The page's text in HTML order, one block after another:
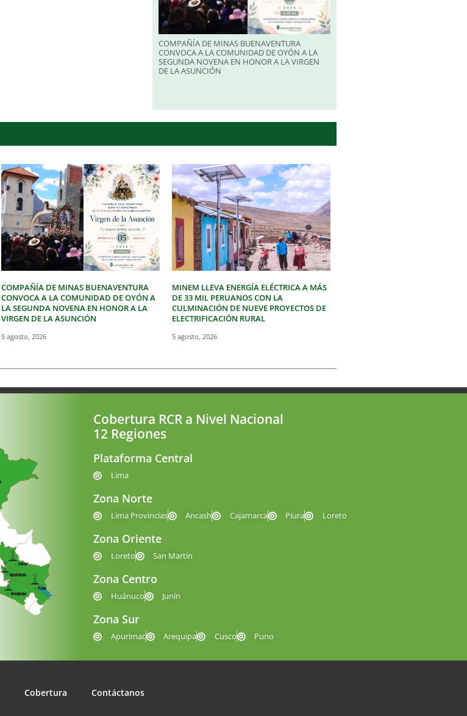
COMPAÑÍA DE MINAS BUENAVENTURA
CONVOCA A LA COMUNIDAD DE OYÓN A LA
SEGUNDA NOVENA EN HONOR A LA VIRGEN
DE LA ASUNCIÓN
COMPAÑÍA DE MINAS BUENAVENTURA
CONVOCA A LA COMUNIDAD DE OYÓN A
LA SEGUNDA NOVENA EN HONOR A LA
VIRGEN DE LA ASUNCIÓN
5 agosto, 2026
MINEM LLEVA ENERGÍA ELÉCTRICA A MÁS
DE 33 MIL PERUANOS CON LA
CULMINACIÓN DE NUEVE PROYECTOS DE
ELECTRIFICACIÓN RURAL
5 agosto, 2026
Cobertura RCR a Nivel Nacional
12 Regiones
Plataforma Central
Lima
Zona Norte
Lima Provincias Ancash Cajamarca Piura Loreto
Zona Oriente
Loreto San Martín
Zona Centro
Huánuco Junín
Zona Sur
Apurimac Arequipa Cusco Puno
Cobertura Contáctanos